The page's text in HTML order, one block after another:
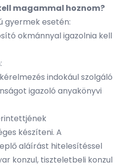
magammal hoznom?
gyermek esetén:
okmánnyal igazolnia kell
indokául szolgáló
igazoló anyakönyvi
készíteni. A
aláírást hitelesítéssel
konzul, tiszteletbeli konzul